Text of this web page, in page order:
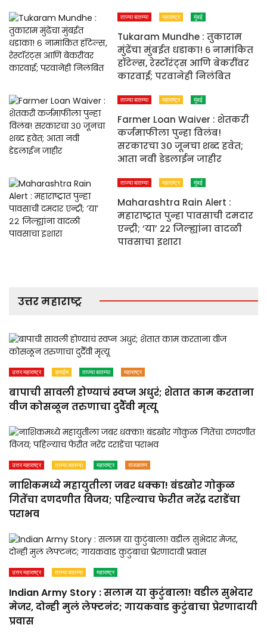
ताज्या बातम्या महाराष्ट्र मुंबई
Tukaram Mundhe : तुकाराम
मुंढेंचा मुंबईत धडाका! ६ नामांकित
हॉटेल्स, रेस्टॉरंट्स आणि बेकरींवर
कारवाई; परवानेही निलंबित
ताज्या बातम्या महाराष्ट्र मुंबई
Farmer Loan Waiver : शेतकरी
कर्जमाफीला पुन्हा विलंब!
सरकारचा ३० जूनचा शब्द हवेत;
आता नवी डेडलाईन जाहीर
ताज्या बातम्या महाराष्ट्र मुंबई
Maharashtra Rain Alert :
महाराष्ट्रात पुन्हा पावसाची दमदार
एन्ट्री; ‘या’ २२ जिल्ह्यांना वादळी
पावसाचा इशारा
उत्तर महाराष्ट्र
उत्तर महाराष्ट्र क्राईम ताज्या बातम्या महाराष्ट्र
बापाची सावली होण्याचं स्वप्न अधुरं; शेतात काम करताना
वीज कोसळून तरुणाचा दुर्दैवी मृत्यू
उत्तर महाराष्ट्र ताज्या बातम्या महाराष्ट्र राजकारण
नाशिकमध्ये महायुतीला जबर धक्का! बंडखोर गोकुळ
गितेंचा दणदणीत विजय; पहिल्याच फेरीत नरेंद्र दराडेंचा
पराभव
उत्तर महाराष्ट्र ताज्या बातम्या महाराष्ट्र
Indian Army Story : सलाम या कुटुंबाला! वडील सुभेदार
मेजर, दोन्ही मुलं लेफ्टनंट; गायकवाड कुटुंबाचा प्रेरणादायी
प्रवास